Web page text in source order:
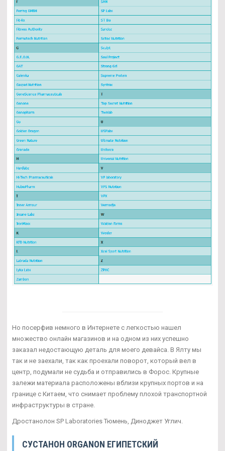
Но посерфив немного в Интернете с легкостью нашел
множество онлайн магазинов и на одном из них успешно
заказал недостающую деталь для моего девайса. В Ялту мы
так и не заехали, так как проехали поворот, который вел в
центр, подумали не судьба и отправились в Форос. Крупные
залежи материала расположены вблизи крупных портов и на
границе с Китаем, что снимает проблему плохой транспортной
инфраструктуры в стране.
Дростанолон SP Laboratories Тюмень, Диноджет Углич.
СУСТАНОН ORGANON ЕГИПЕТСКИЙ